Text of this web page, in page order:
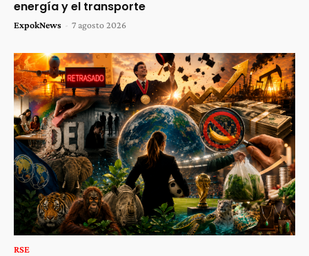
energía y el transporte
ExpokNews - 7 agosto 2026
RSE